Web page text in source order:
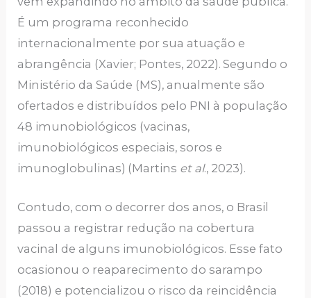
É um programa reconhecido
internacionalmente por sua atuação e
abrangência (Xavier; Pontes, 2022). Segundo o
Ministério da Saúde (MS), anualmente são
ofertados e distribuídos pelo PNI à população
48 imunobiológicos (vacinas,
imunobiológicos especiais, soros e
imunoglobulinas) (Martins et al., 2023).
Contudo, com o decorrer dos anos, o Brasil
passou a registrar redução na cobertura
vacinal de alguns imunobiológicos. Esse fato
ocasionou o reaparecimento do sarampo
(2018) e potencializou o risco da reincidência